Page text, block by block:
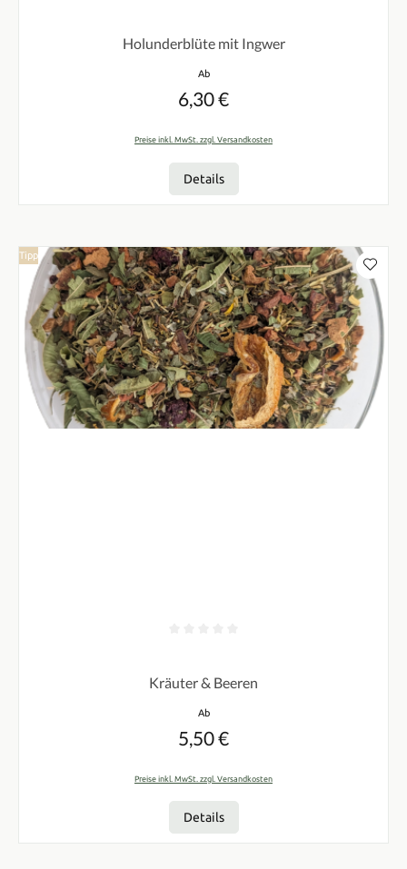
Holunderblüte mit Ingwer
Regulärer Preis:
Ab
6,30 €
Preise inkl. MwSt. zzgl. Versandkosten
Details
Tipp
Kräuter & Beeren
Regulärer Preis:
Ab
5,50 €
Preise inkl. MwSt. zzgl. Versandkosten
Details